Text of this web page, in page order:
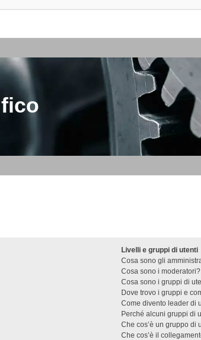
Livelli e gruppi di utenti
Cosa sono gli
Cosa sono i moderatori?
Cosa sono i gruppi di
Dove trovo i gruppi e
Come divento leader di
Perché alcuni gruppi di
Che cos’è un gruppo di
Che cos’è il